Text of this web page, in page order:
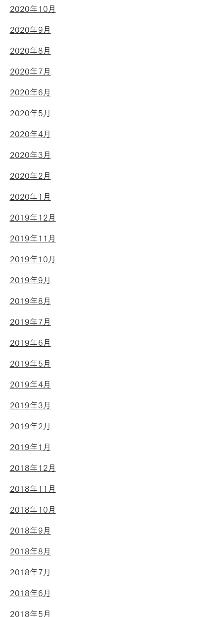
2020年10月
2020年9月
2020年8月
2020年7月
2020年6月
2020年5月
2020年4月
2020年3月
2020年2月
2020年1月
2019年12月
2019年11月
2019年10月
2019年9月
2019年8月
2019年7月
2019年6月
2019年5月
2019年4月
2019年3月
2019年2月
2019年1月
2018年12月
2018年11月
2018年10月
2018年9月
2018年8月
2018年7月
2018年6月
2018年5月